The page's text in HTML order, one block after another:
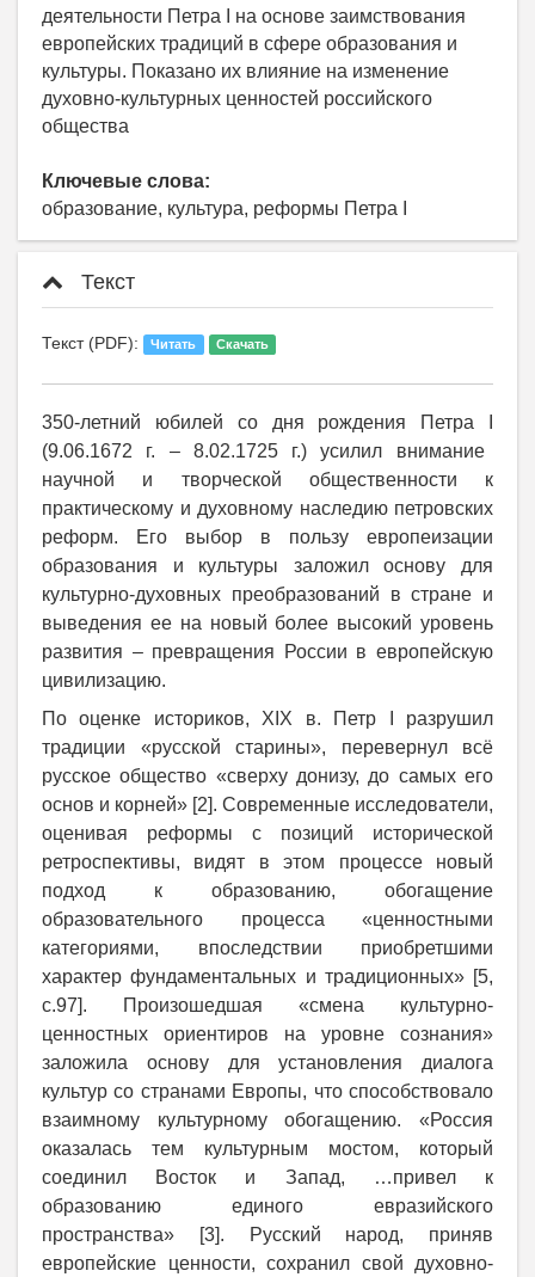
деятельности Петра I на основе заимствования
европейских традиций в сфере образования и
культуры. Показано их влияние на изменение
духовно-культурных ценностей российского
общества
Ключевые слова:
образование, культура, реформы Петра I
Текст
Текст (PDF): Читать Скачать
350-летний юбилей со дня рождения Петра
(9.06.1672 г. – 8.02.1725 г.) усилил внимание
научной и творческой общественности к
практическому и духовному наследию петровских
реформ. Его выбор в пользу европеизации
образования и культуры заложил основу для
культурно-духовных преобразований в стране и
выведения ее на новый более высокий уровень
развития – превращения России в европейскую
цивилизацию.
По оценке историков, XIX в. Петр I разрушил
традиции «русской старины», перевернул всё
русское общество «сверху донизу, до самых его
основ и корней» [2]. Современные исследователи,
оценивая реформы с позиций исторической
ретроспективы, видят в этом процессе новый
подход к образованию, обогащение
образовательного процесса «ценностными
категориями, впоследствии приобретшими
характер фундаментальных и традиционных» [5,
с.97]. Произошедшая «смена культурно-
ценностных ориентиров на уровне сознания»
заложила основу для установления диалога
культур со странами Европы, что способствовало
взаимному культурному обогащению. «Россия
оказалась тем культурным мостом, который
соединил Восток и Запад, …привел к
образованию единого евразийского
пространства» [3]. Русский народ, приняв
европейские ценности, сохранил свой духовно-